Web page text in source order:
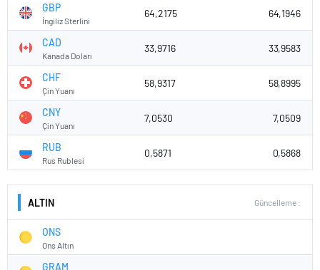
GBP
İngiliz Sterlini
64,2175 64,1946
CAD
Kanada Doları
33,9716 33,9583
CHF
Çin Yuanı
58,9317 58,8995
CNY
Çin Yuanı
7,0530 7,0509
RUB
Rus Rublesi
0,5871 0,5868
ALTIN Güncelleme :
ONS
Ons Altın
GRAM